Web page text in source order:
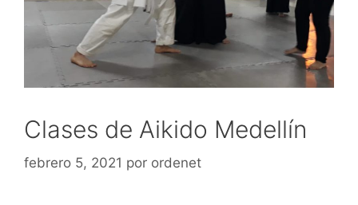
Clases de Aikido Medellín
febrero 5, 2021 por ordenet